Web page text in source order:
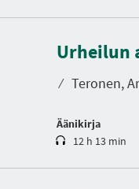
Urheilun
⁄ Teronen,
Äänikirja
K
s
t
o
12 h 13 min
K